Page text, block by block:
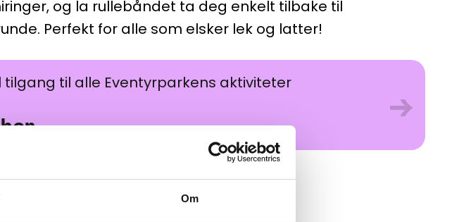
Om
og la rullebåndet ta deg enkelt tilbake til
Perfekt for alle som elsker lek og latter!
tilgang til alle Eventyrparkens aktiviteter
→
mini-carts
gokarts i Eventyrparken – en unik